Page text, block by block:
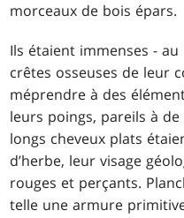
morceaux de bois épars.
Ils étaient immenses -
crêtes osseuses de leur
méprendre à des
leurs poings, pareils à
longs cheveux plats
d’herbe, leur visage
rouges et perçants.
telle une armure